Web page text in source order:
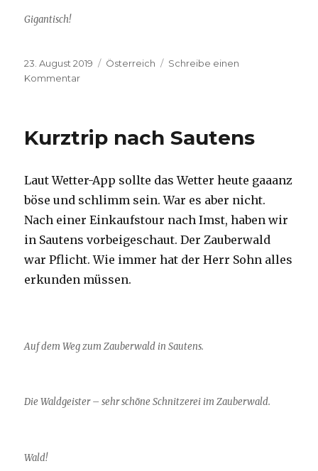
Gigantisch!
Veröffentlicht
am
23. August 2019 Kategorien
Österreich
Schreibe einen
Kommentarzu
Kurztrip nach Sautens
Laut Wetter-App sollte das Wetter heute gaaanz
böse und schlimm sein. War es aber nicht.
Nach einer Einkaufstour nach Imst, haben wir
in Sautens vorbeigeschaut. Der Zauberwald
war Pflicht. Wie immer hat der Herr Sohn alles
erkunden müssen.
Auf dem Weg zum Zauberwald in Sautens.
Die Waldgeister – sehr schöne Schnitzerei im Zauberwald.
Wald!